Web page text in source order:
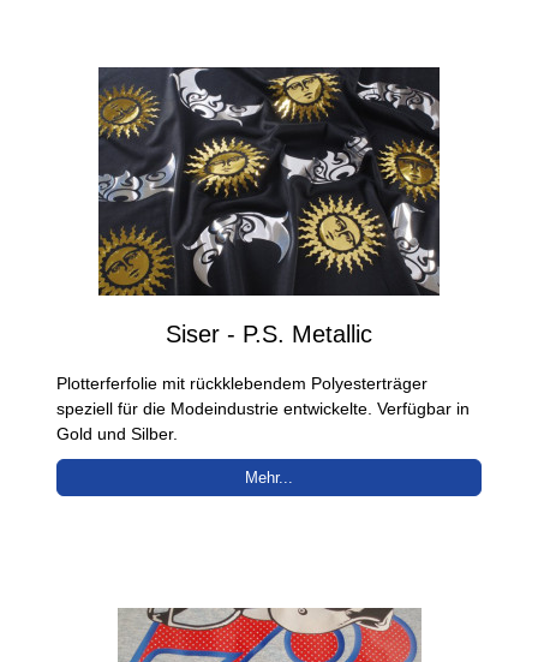
Siser - P.S. Metallic
Plotterferfolie mit rückklebendem Polyesterträger
speziell für die Modeindustrie entwickelte. Verfügbar in
Gold und Silber.
Mehr...